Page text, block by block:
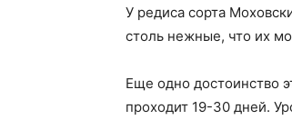
У редиса сорта
столь нежные, что их
Еще одно достоинство
проходит 19-30 дней.